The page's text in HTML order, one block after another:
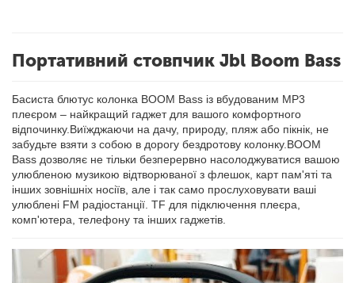
Портативний стовпчик Jbl Boom Bass
Басиста блютус колонка BOOM Bass із вбудованим МР3
плеєром – найкращий гаджет для вашого комфортного
відпочинку.Виїжджаючи на дачу, природу, пляж або пікнік, не
забудьте взяти з собою в дорогу бездротову колонку.BOOM
Bass дозволяє не тільки безперервно насолоджуватися вашою
улюбленою музикою відтворюваної з флешок, карт пам'яті та
інших зовнішніх носіїв, але і так само прослуховувати ваші
улюблені FM радіостанції. TF для підключення плеєра,
комп'ютера, телефону та інших гаджетів.